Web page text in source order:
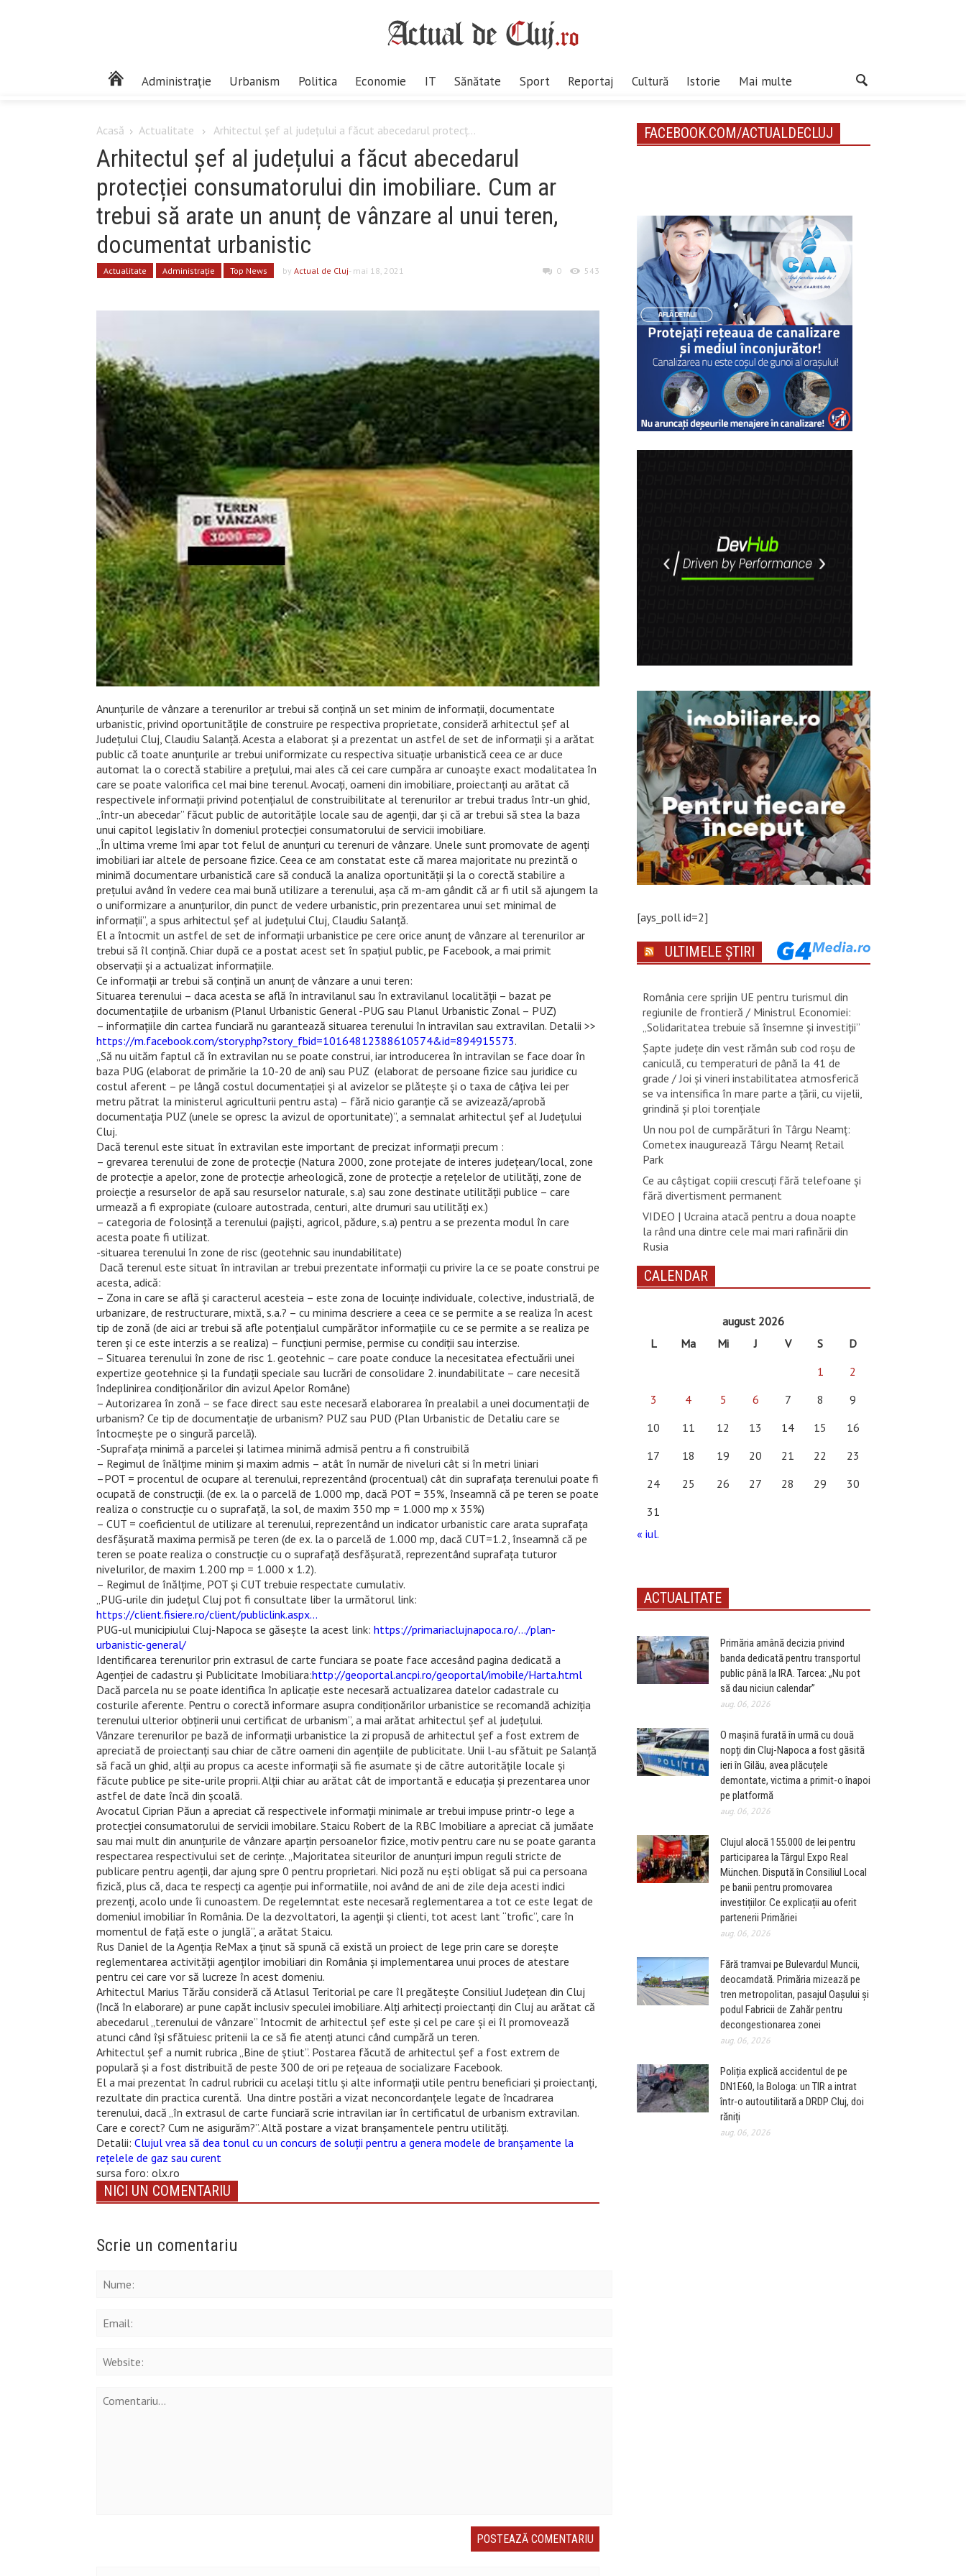
Administrație Urbanism Politica Economie IT Sănătate Sport Reportaj Cultură Istorie Mai multe
Acasă Actualitate Arhitectul șef al județului a făcut abecedarul protecț...
Arhitectul șef al județului a făcut abecedarul
protecției consumatorului din imobiliare. Cum ar
trebui să arate un anunț de vânzare al unui teren,
documentat urbanistic
Actualitate Administrație Top News byActual de Cluj- mai 18, 2021 0 543
Anunțurile de vânzare a terenurilor ar trebui să conțină un set minim de informații, documentate
urbanistic, privind oportunitățile de construire pe respectiva proprietate, consideră arhitectul șef al
Județului Cluj, Claudiu Salanță. Acesta a elaborat și a prezentat un astfel de set de informații și a arătat
public că toate anunțurile ar trebui uniformizate cu respectiva situație urbanistică ceea ce ar duce
automat la o corectă stabilire a prețului, mai ales că cei care cumpăra ar cunoaște exact modalitatea în
care se poate valorifica cel mai bine terenul. Avocați, oameni din imobiliare, proiectanți au arătat că
respectivele informații privind potențialul de construibilitate al terenurilor ar trebui tradus într-un ghid,
„într-un abecedar” făcut public de autoritățile locale sau de agenții, dar și că ar trebui să stea la baza
unui capitol legislativ în domeniul protecției consumatorului de servicii imobiliare.
„În ultima vreme îmi apar tot felul de anunțuri cu terenuri de vânzare. Unele sunt promovate de agenți
imobiliari iar altele de persoane fizice. Ceea ce am constatat este că marea majoritate nu prezintă o
minimă documentare urbanistică care să conducă la analiza oportunității și la o corectă stabilire a
prețului având în vedere cea mai bună utilizare a terenului, așa că m-am gândit că ar fi util să ajungem la
o uniformizare a anunțurilor, din punct de vedere urbanistic, prin prezentarea unui set minimal de
informații”, a spus arhitectul șef al județului Cluj, Claudiu Salanță.
El a întocmit un astfel de set de informații urbanistice pe cere orice anunț de vânzare al terenurilor ar
trebui să îl conțină. Chiar după ce a postat acest set în spațiul public, pe Facebook, a mai primit
observații și a actualizat informațiile.
Ce informații ar trebui să conțină un anunț de vânzare a unui teren:
Situarea terenului – daca acesta se află în intravilanul sau în extravilanul localității – bazat pe
documentațiile de urbanism (Planul Urbanistic General -PUG sau Planul Urbanistic Zonal – PUZ)
– informațiile din cartea funciară nu garantează situarea terenului în intravilan sau extravilan. Detalii >>
https://m.facebook.com/story.php?story_fbid=10164812388610574&id=894915573.
„Să nu uităm faptul că în extravilan nu se poate construi, iar introducerea în intravilan se face doar în
baza PUG (elaborat de primărie la 10-20 de ani) sau PUZ (elaborat de persoane fizice sau juridice cu
costul aferent – pe lângă costul documentației și al avizelor se plătește și o taxa de câțiva lei per
metru pătrat la ministerul agriculturii pentru asta) – fără nicio garanție că se avizează/aprobă
documentația PUZ (unele se opresc la avizul de oportunitate)”, a semnalat arhitectul șef al Județului
Cluj.
Dacă terenul este situat în extravilan este important de precizat informații precum :
– grevarea terenului de zone de protecție (Natura 2000, zone protejate de interes județean/local, zone
de protecție a apelor, zone de protecție arheologică, zone de protecție a rețelelor de utilități, zone de
proiecție a resurselor de apă sau resurselor naturale, s.a) sau zone destinate utilității publice – care
urmează a fi expropiate (culoare autostrada, centuri, alte drumuri sau utilități ex.)
– categoria de folosință a terenului (pajiști, agricol, pădure, s.a) pentru a se prezenta modul în care
acesta poate fi utilizat.
-situarea terenului în zone de risc (geotehnic sau inundabilitate)
Dacă terenul este situat în intravilan ar trebui prezentate informații cu privire la ce se poate construi pe
acesta, adică:
– Zona in care se află și caracterul acesteia – este zona de locuințe individuale, colective, industrială, de
urbanizare, de restructurare, mixtă, s.a.? – cu minima descriere a ceea ce se permite a se realiza în acest
tip de zonă (de aici ar trebui să afle potențialul cumpărător informațiile cu ce se permite a se realiza pe
teren și ce este interzis a se realiza) – funcțiuni permise, permise cu condiții sau interzise.
– Situarea terenului în zone de risc 1. geotehnic – care poate conduce la necesitatea efectuării unei
expertize geotehnice și la fundații speciale sau lucrări de consolidare 2. inundabilitate – care necesită
îndeplinirea condiționărilor din avizul Apelor Române)
– Autorizarea în zonă – se face direct sau este necesară elaborarea în prealabil a unei documentații de
urbanism? Ce tip de documentație de urbanism? PUZ sau PUD (Plan Urbanistic de Detaliu care se
întocmește pe o singură parcelă).
-Suprafața minimă a parcelei și latimea minimă admisă pentru a fi construibilă
– Regimul de înălțime minim și maxim admis – atât în număr de niveluri cât si în metri liniari
–POT = procentul de ocupare al terenului, reprezentând (procentual) cât din suprafața terenului poate fi
ocupată de construcții. (de ex. la o parcelă de 1.000 mp, dacă POT = 35%, înseamnă că pe teren se poate
realiza o construcție cu o suprafață, la sol, de maxim 350 mp = 1.000 mp x 35%)
– CUT = coeficientul de utilizare al terenului, reprezentând un indicator urbanistic care arata suprafața
desfășurată maxima permisă pe teren (de ex. la o parcelă de 1.000 mp, dacă CUT=1.2, înseamnă că pe
teren se poate realiza o construcție cu o suprafață desfășurată, reprezentând suprafața tuturor
nivelurilor, de maxim 1.200 mp = 1.000 x 1.2).
– Regimul de înălțime, POT și CUT trebuie respectate cumulativ.
„PUG-urile din județul Cluj pot fi consultate liber la următorul link:
https://client.fisiere.ro/client/publiclink.aspx…
PUG-ul municipiului Cluj-Napoca se găsește la acest link: https://primariaclujnapoca.ro/…/plan-
urbanistic-general/
Identificarea terenurilor prin extrasul de carte funciara se poate face accesând pagina dedicată a
Agenției de cadastru și Publicitate Imobiliara:http://geoportal.ancpi.ro/geoportal/imobile/Harta.html
Dacă parcela nu se poate identifica în aplicație este necesară actualizarea datelor cadastrale cu
costurile aferente. Pentru o corectă informare asupra condiționărilor urbanistice se recomandă achiziția
terenului ulterior obținerii unui certificat de urbanism”, a mai arătat arhitectul șef al județului.
Vânzare terenurilor pe bază de informații urbanistice la zi propusă de arhitectul șef a fost extrem de
apreciată de proiectanți sau chiar de către oameni din agențiile de publicitate. Unii l-au sfătuit pe Salanță
să facă un ghid, alții au propus ca aceste informații să fie asumate și de către autoritățile locale și
făcute publice pe site-urile proprii. Alții chiar au arătat cât de importantă e educația și prezentarea unor
astfel de date încă din școală.
Avocatul Ciprian Păun a apreciat că respectivele informații minimale ar trebui impuse printr-o lege a
protecției consumatorului de servicii imobilare. Staicu Robert de la RBC Imobiliare a apreciat că jumăate
sau mai mult din anunțurile de vânzare aparțin persoanelor fizice, motiv pentru care nu se poate garanta
respectarea respectivului set de cerințe. „Majoritatea siteurilor de anunțuri impun reguli stricte de
publicare pentru agenții, dar ajung spre 0 pentru proprietari. Nici poză nu ești obligat să pui ca persoana
fizică, plus că, daca te respecți ca agenție pui informatiile, noi având de ani de zile deja acesti indici
prezenți, acolo unde îi cunoastem. De regelemntat este necesară reglementarea a tot ce este legat de
domeniul imobiliar în România. De la dezvoltatori, la agenții și clienti, tot acest lant “trofic”, care în
momentul de față este o junglă”, a arătat Staicu.
Rus Daniel de la Agenția ReMax a ținut să spună că există un proiect de lege prin care se dorește
reglementarea activității agenților imobiliari din România și implementarea unui proces de atestare
pentru cei care vor să lucreze în acest domeniu.
Arhitectul Marius Tărău consideră că Atlasul Teritorial pe care îl pregătește Consiliul Județean din Cluj
(încă în elaborare) ar pune capăt inclusiv speculei imobiliare. Alți arhitecți proiectanți din Cluj au arătat că
abecedarul „terenului de vânzare” întocmit de arhitectul șef este și cel pe care și ei îl promovează
atunci când își sfătuiesc pritenii la ce să fie atenți atunci când cumpără un teren.
Arhitectul șef a numit rubrica „Bine de știut”. Postarea făcută de arhitectul șef a fost extrem de
populară și a fost distribuită de peste 300 de ori pe rețeaua de socializare Facebook.
El a mai prezentat în cadrul rubricii cu același titlu și alte informații utile pentru beneficiari și proiectanți,
rezultate din practica curentă. Una dintre postări a vizat neconcordanțele legate de încadrarea
terenului, dacă „în extrasul de carte funciară scrie intravilan iar în certificatul de urbanism extravilan.
Care e corect? Cum ne asigurăm?”. Altă postare a vizat branșamentele pentru utilități.
Detalii: Clujul vrea să dea tonul cu un concurs de soluții pentru a genera modele de branșamente la
rețelele de gaz sau curent
sursa foro: olx.ro
NICI UN COMENTARIU
Scrie un comentariu
FACEBOOK.COM/ACTUALDECLUJ
[ays_poll id=2]
ULTIMELE ȘTIRI
România cere sprijin UE pentru turismul din
regiunile de frontieră / Ministrul Economiei:
„Solidaritatea trebuie să însemne și investiții”
Șapte județe din vest rămân sub cod roșu de
caniculă, cu temperaturi de până la 41 de
grade / Joi și vineri instabilitatea atmosferică
se va intensifica în mare parte a țării, cu vijelii,
grindină și ploi torențiale
Un nou pol de cumpărături în Târgu Neamț:
Cometex inaugurează Târgu Neamț Retail
Park
Ce au câștigat copiii crescuți fără telefoane și
fără divertisment permanent
VIDEO | Ucraina atacă pentru a doua noapte
la rând una dintre cele mai mari rafinării din
Rusia
CALENDAR
august 2026
L
Ma Mi J V S
D
1
2
3
4 5 6 7 8
9
10
11 12 13 14 15
16
17
18 19 20 21 22
23
24
25 26 27 28 29
30
31
« iul.
ACTUALITATE
Primăria amână decizia privind
banda dedicată pentru transportul
public până la IRA. Tarcea: „Nu pot
să dau niciun calendar”
aug. 06, 2026
O mașină furată în urmă cu două
nopți din Cluj-Napoca a fost găsită
ieri în Gilău, avea plăcuțele
demontate, victima a primit-o înapoi
pe platformă
aug. 06, 2026
Clujul alocă 155.000 de lei pentru
participarea la Târgul Expo Real
München. Dispută în Consiliul Local
pe banii pentru promovarea
investițiilor. Ce explicații au oferit
partenerii Primăriei
aug. 06, 2026
Fără tramvai pe Bulevardul Muncii,
deocamdată. Primăria mizează pe
tren metropolitan, pasajul Oașului și
podul Fabricii de Zahăr pentru
decongestionarea zonei
aug. 06, 2026
Poliția explică accidentul de pe
DN1E60, la Bologa: un TIR a intrat
într-o autoutilitară a DRDP Cluj, doi
răniți
aug. 06, 2026